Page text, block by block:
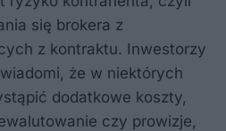
się brokera z
z kontraktu. Inwestorzy
że w niektórych
dodatkowe koszty,
czy prowizje,